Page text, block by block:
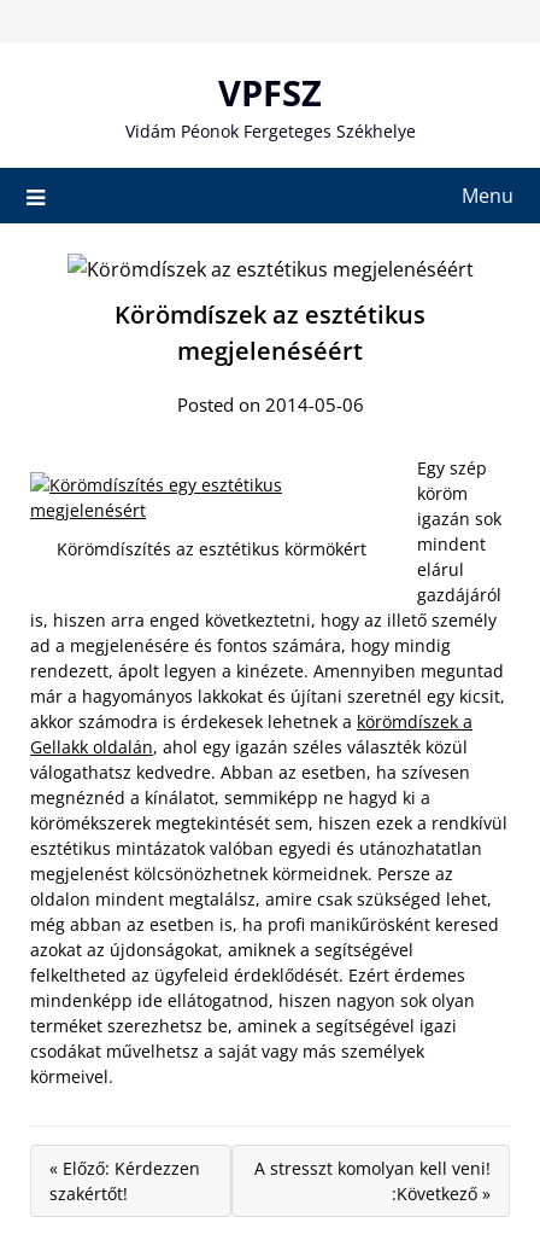
VPFSZ
Vidám Péonok Fergeteges Székhelye
Menu
Körömdíszek az esztétikus
megjelenéséért
Posted on 2014-05-06
Körömdíszítés az esztétikus körmökért
Egy szép
köröm
igazán sok
mindent
elárul
gazdájáról
is, hiszen arra enged következtetni, hogy az illető személy
ad a megjelenésére és fontos számára, hogy mindig
rendezett, ápolt legyen a kinézete. Amennyiben meguntad
már a hagyományos lakkokat és újítani szeretnél egy kicsit,
akkor számodra is érdekesek lehetnek a körömdíszek a
Gellakk oldalán, ahol egy igazán széles választék közül
válogathatsz kedvedre. Abban az esetben, ha szívesen
megnéznéd a kínálatot, semmiképp ne hagyd ki a
körömékszerek megtekintését sem, hiszen ezek a rendkívül
esztétikus mintázatok valóban egyedi és utánozhatatlan
megjelenést kölcsönözhetnek körmeidnek. Persze az
oldalon mindent megtalálsz, amire csak szükséged lehet,
még abban az esetben is, ha profi manikűrösként keresed
azokat az újdonságokat, amiknek a segítségével
felkeltheted az ügyfeleid érdeklődését. Ezért érdemes
mindenképp ide ellátogatnod, hiszen nagyon sok olyan
terméket szerezhetsz be, aminek a segítségével igazi
csodákat művelhetsz a saját vagy más személyek
körmeivel.
« Előző: Kérdezzen
szakértőt!
A stresszt komolyan kell veni!
:Következő »